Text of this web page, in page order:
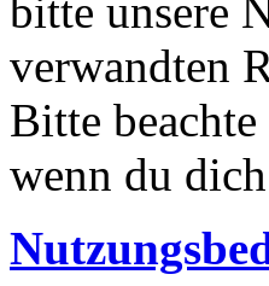
bitte unsere
verwandten
Bitte
wenn du